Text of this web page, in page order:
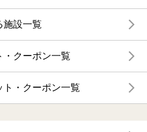
施設一覧
・クーポン一覧
・クーポン一覧